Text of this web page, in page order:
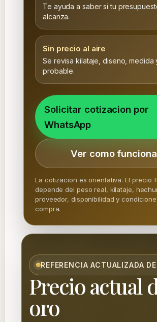
Te ayuda a saber si tu
alcanza.
Sin precio al aire
Se revisa kilataje, diseno, medida
probable.
Solicitar cotizacion por
WhatsApp
Ver como funciona
La cotizacion es orientativa. El precio
depende del peso real, kilataje,
proveedor, disponibilidad y
compra.
REFERENCIA ACTUALIZADA
Precio actual
oro